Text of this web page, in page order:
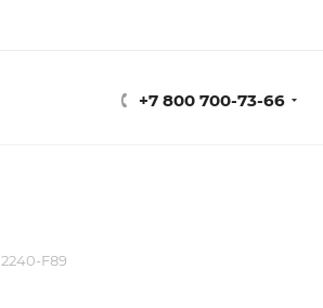
+7 800 700-73-66
2240-F89